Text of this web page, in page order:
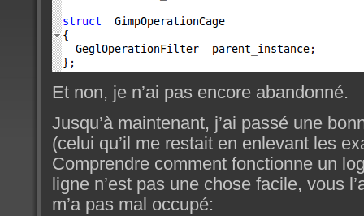
Et non, je n’ai pas encore abandonné.
Jusqu’à maintenant, j’ai passé une
(celui qu’il me restait en enlevant les
Comprendre comment fonctionne un
ligne n’est pas une chose facile, vous
m’a pas mal occupé: